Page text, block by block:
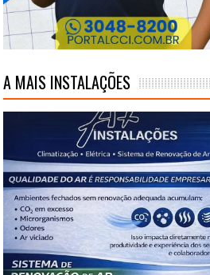
A MAIS INSTALAÇÕES